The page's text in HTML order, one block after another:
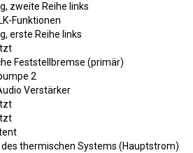
zweite Reihe links
Funktionen
erste Reihe links
Feststellbremse (primär)
2
Verstärker
thermischen Systems (Hauptstrom)